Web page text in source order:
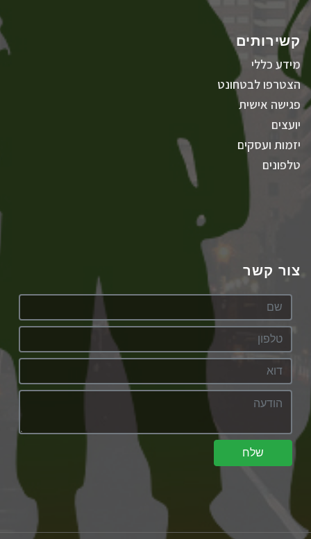
קשירותים
מידע כללי
הצטרפו לבטחונט
פגישה אישית
יועצים
יזמות ועסקים
טלפונים
צור קשר
שלח